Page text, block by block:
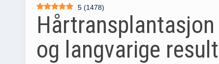
5 (1478)
og langvarige